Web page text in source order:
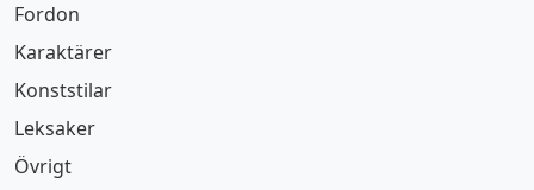
Fordon
Karaktärer
Konststilar
Leksaker
Övrigt